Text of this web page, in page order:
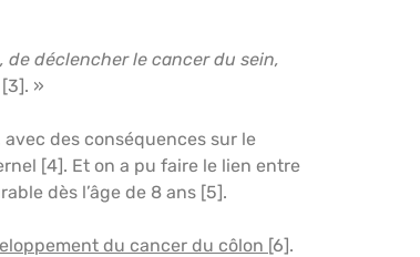
de déclencher le cancer du sein,
[3]. »
des conséquences sur le
[4]. Et on a pu faire le lien entre
dès l’âge de 8 ans [5].
du cancer du côlon [6].